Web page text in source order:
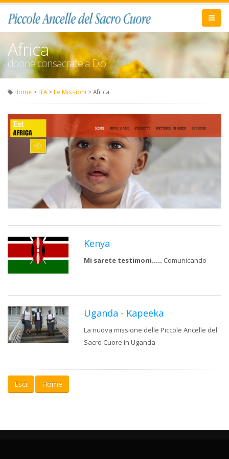
Africa
donne consacrate a Dio
Home > ITA > Le Missioni > Africa
Kenya
Mi sarete testimoni..... Comunicando
Uganda - Kapeeka
La nuova missione delle Piccole Ancelle del
Sacro Cuore in Uganda
Esci Home